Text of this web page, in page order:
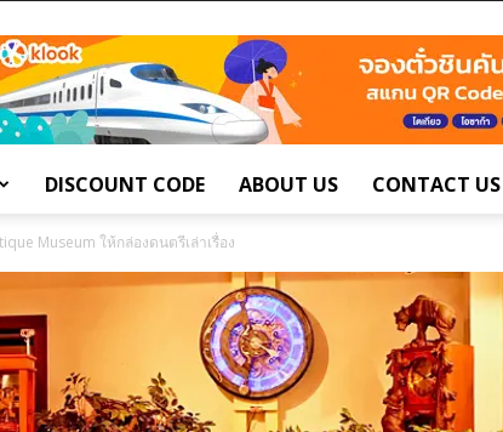
DISCOUNT CODE ABOUT US CONTACT US
Museum ให้กล่องดนตรีเล่าเรื่อง